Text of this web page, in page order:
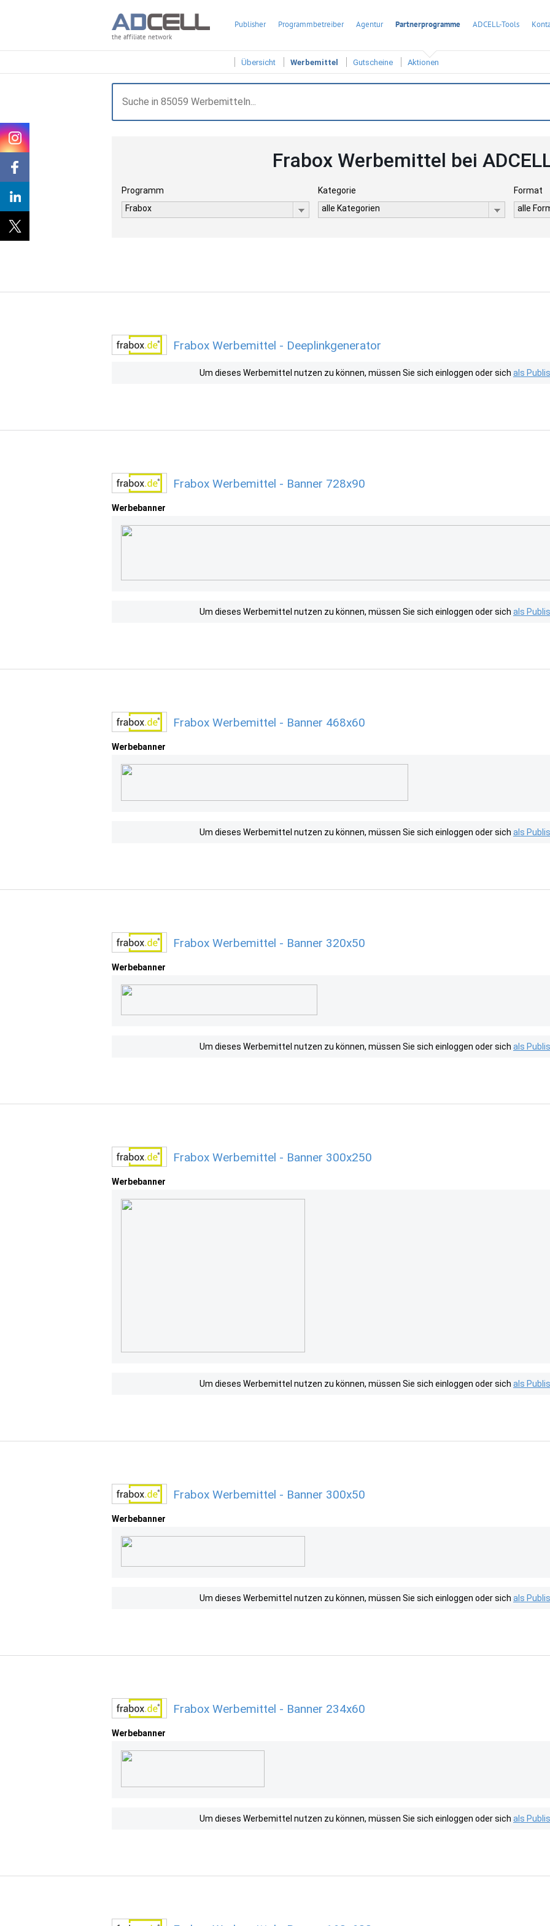
the affiliate network
Publisher Programmbetreiber Agentur Partnerprogramme ADCELL-Tools
Übersicht Werbemittel Gutscheine Aktionen
Frabox Werbemittel bei
Programm
Frabox
Kategorie
alle Kategorien
Format
alle
Frabox Werbemittel - Deeplinkgenerator
Um dieses Werbemittel nutzen zu können, müssen Sie sich einloggen oder sich als
Frabox Werbemittel - Banner 728x90
Werbebanner
Um dieses Werbemittel nutzen zu können, müssen Sie sich einloggen oder sich als
Frabox Werbemittel - Banner 468x60
Werbebanner
Um dieses Werbemittel nutzen zu können, müssen Sie sich einloggen oder sich als
Frabox Werbemittel - Banner 320x50
Werbebanner
Um dieses Werbemittel nutzen zu können, müssen Sie sich einloggen oder sich als
Frabox Werbemittel - Banner 300x250
Werbebanner
Um dieses Werbemittel nutzen zu können, müssen Sie sich einloggen oder sich als
Frabox Werbemittel - Banner 300x50
Werbebanner
Um dieses Werbemittel nutzen zu können, müssen Sie sich einloggen oder sich als
Frabox Werbemittel - Banner 234x60
Werbebanner
Um dieses Werbemittel nutzen zu können, müssen Sie sich einloggen oder sich als